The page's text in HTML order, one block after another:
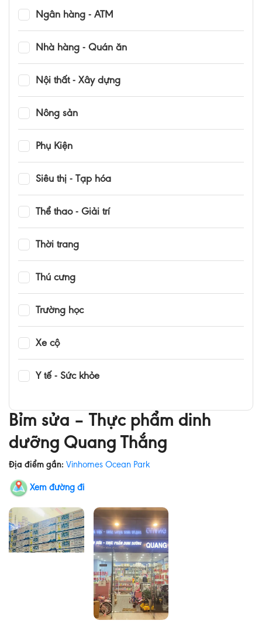
Ngân hàng - ATM
Nhà hàng - Quán ăn
Nội thất - Xây dựng
Nông sản
Phụ Kiện
Siêu thị - Tạp hóa
Thể thao - Giải trí
Thời trang
Thú cưng
Trường học
Xe cộ
Y tế - Sức khỏe
Bỉm sửa – Thực phẩm dinh
dưỡng Quang Thắng
Địa điểm gần: Vinhomes Ocean Park
Xem đường đi